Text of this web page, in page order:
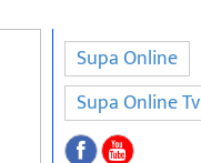
Supa Online
Supa Online Tv